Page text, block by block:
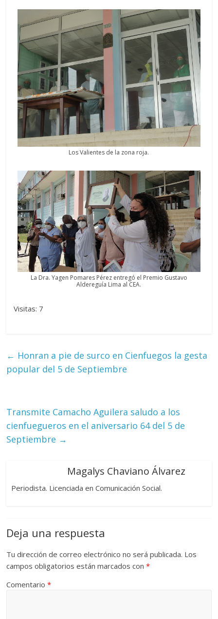
Los Valientes de la zona roja.
La Dra. Yagen Pomares Pérez entregó el Premio Gustavo
Aldereguía Lima al CEA.
Visitas: 7
← Honran a pie de surco en Cienfuegos la gesta
popular del 5 de Septiembre
Transmite Camacho Aguilera saludo a los
cienfuegueros en el aniversario 64 del 5 de
Septiembre →
Magalys Chaviano Álvarez
Periodista. Licenciada en Comunicación Social.
Deja una respuesta
Tu dirección de correo electrónico no será publicada. Los
campos obligatorios están marcados con*
Comentario*